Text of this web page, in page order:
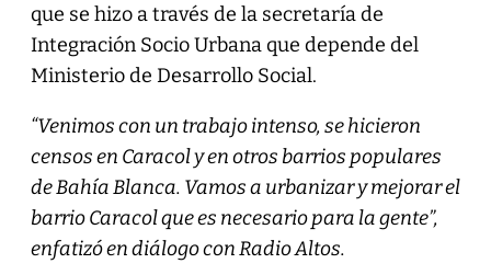
que se hizo a través de la secretaría de
Integración Socio Urbana que depende del
Ministerio de Desarrollo Social.
“Venimos con un trabajo intenso, se hicieron
censos en Caracol y en otros barrios populares
de Bahía Blanca. Vamos a urbanizar y mejorar el
barrio Caracol que es necesario para la gente”,
enfatizó en diálogo con Radio Altos.